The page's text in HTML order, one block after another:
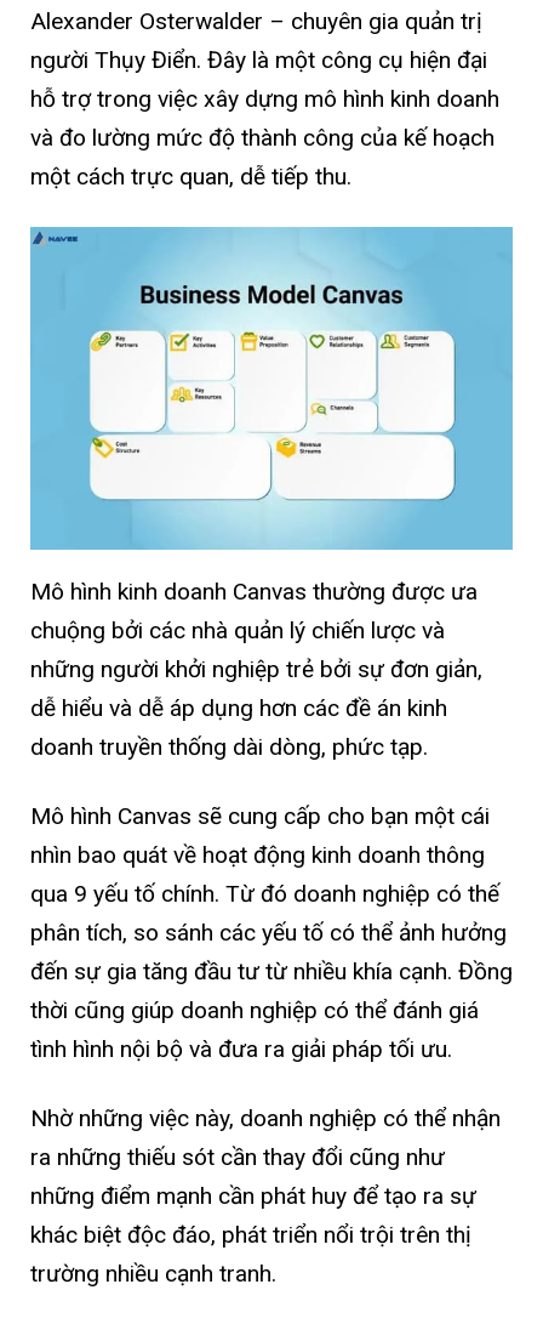
Alexander Osterwalder – chuyên gia quản trị
người Thụy Điển. Đây là một công cụ hiện đại
hỗ trợ trong việc xây dựng mô hình kinh doanh
và đo lường mức độ thành công của kế hoạch
một cách trực quan, dễ tiếp thu.
Mô hình kinh doanh Canvas thường được ưa
chuộng bởi các nhà quản lý chiến lược và
những người khởi nghiệp trẻ bởi sự đơn giản,
dễ hiểu và dễ áp dụng hơn các đề án kinh
doanh truyền thống dài dòng, phức tạp.
Mô hình Canvas sẽ cung cấp cho bạn một cái
nhìn bao quát về hoạt động kinh doanh thông
qua 9 yếu tố chính. Từ đó doanh nghiệp có thế
phân tích, so sánh các yếu tố có thể ảnh hưởng
đến sự gia tăng đầu tư từ nhiều khía cạnh. Đồng
thời cũng giúp doanh nghiệp có thể đánh giá
tình hình nội bộ và đưa ra giải pháp tối ưu.
Nhờ những việc này, doanh nghiệp có thể nhận
ra những thiếu sót cần thay đổi cũng như
những điểm mạnh cần phát huy để tạo ra sự
khác biệt độc đáo, phát triển nổi trội trên thị
trường nhiều cạnh tranh.